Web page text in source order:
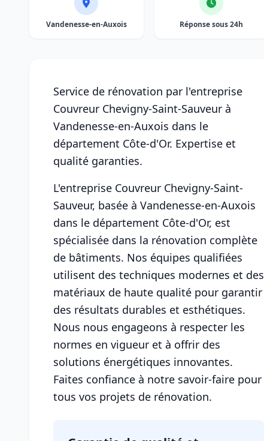
Vandenesse-en-Auxois Réponse sous 24h
Service de rénovation par l'entreprise
Couvreur Chevigny-Saint-Sauveur à
Vandenesse-en-Auxois dans le
département Côte-d'Or. Expertise et
qualité garanties.
L'entreprise Couvreur Chevigny-Saint-
Sauveur, basée à Vandenesse-en-Auxois
dans le département Côte-d'Or, est
spécialisée dans la rénovation complète
de bâtiments. Nos équipes qualifiées
utilisent des techniques modernes et des
matériaux de haute qualité pour garantir
des résultats durables et esthétiques.
Nous nous engageons à respecter les
normes en vigueur et à offrir des
solutions énergétiques innovantes.
Faites confiance à notre savoir-faire pour
tous vos projets de rénovation.